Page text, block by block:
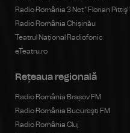
Radio România 3 Net "Florian Pittiş"
Radio România Chișinău
Teatrul Național Radiofonic
eTeatru.ro
Rețeaua regională
Radio România Brașov FM
Radio România Bucureşti FM
Radio România Cluj